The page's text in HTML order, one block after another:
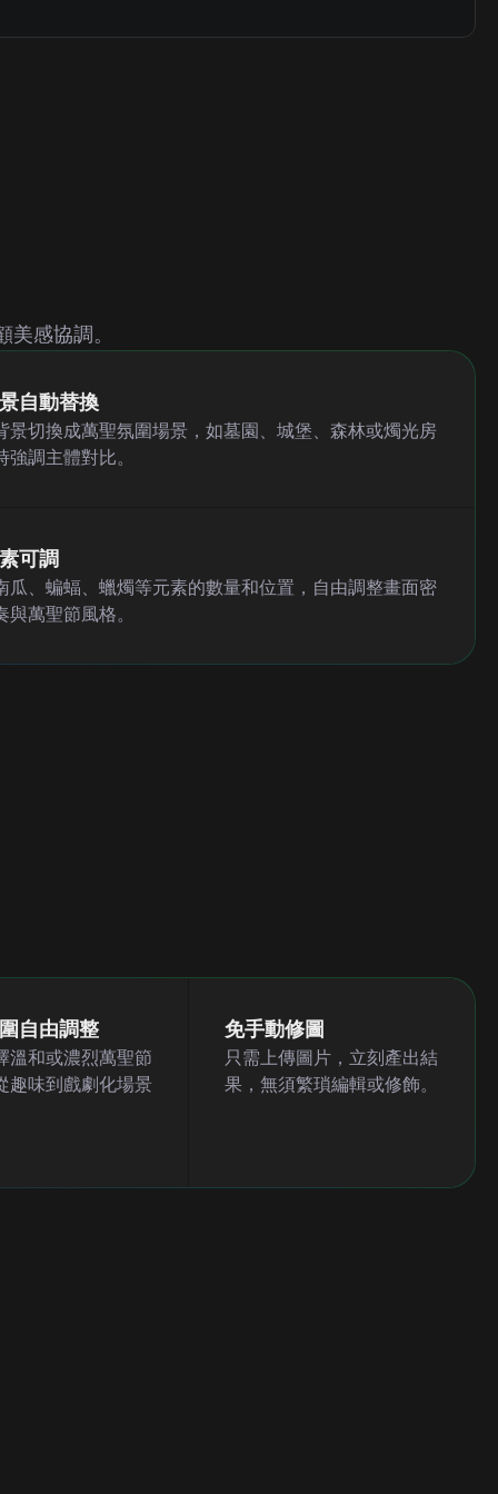
感協調。
自動替換
景切換成萬聖氛圍場景，如墓園、城堡、森林或燭光房
強調主體對比。
可調
瓜、蝙蝠、蠟燭等元素的數量和位置，自由調整畫面密
與萬聖節風格。
自由調整
溫和或濃烈萬聖節
趣味到戲劇化場景
免手動修圖
只需上傳圖片，立刻產出結
果，無須繁瑣編輯或修飾。